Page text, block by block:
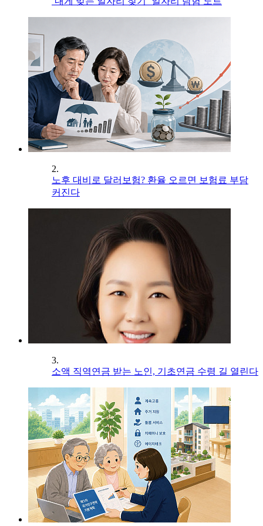
2.
노후 대비로 달러보험? 환율 오르면 보험료 부담
커진다
3.
소액 직역연금 받는 노인, 기초연금 수령 길 열린다